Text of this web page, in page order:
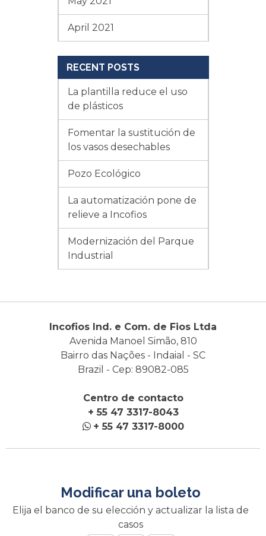
April 2021
RECENT POSTS
La plantilla reduce el uso
de plásticos
Fomentar la sustitución de
los vasos desechables
Pozo Ecológico
La automatización pone de
relieve a Incofios
Modernización del Parque
Industrial
Incofios Ind. e Com. de Fios Ltda
Avenida Manoel Simão, 810
Bairro das Nações - Indaial - SC
Brazil - Cep: 89082-085
Centro de contacto
+ 55 47 3317-8043
+ 55 47 3317-8000
Modificar una boleto
Elija el banco de su elección y actualizar la lista de
casos